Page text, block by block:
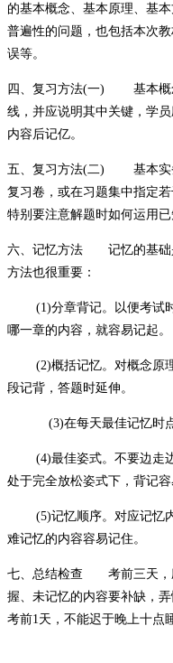
的基本概念、基本原理、基
普遍性的问题，也包括本次
误等。
四、复习方法(一) 基本概
线，并应说明其中关键，学
内容后记亿。
五、复习方法(二) 基本实
复习卷，或在习题集中指定
特别要注意解题时如何运用
六、记忆方法 记忆的基础
方法也很重要：
(1)分章背记。以便考试时
哪一章的内容，就容易记起。
(2)概括记忆。对概念原理
段记背，答题时延伸。
(3)在每天最佳记忆时点
(4)最佳姿式。不要边走边
处于完全放松姿式下，背记容
(5)记忆顺序。对应记忆内
难记忆的内容容易记住。
七、总结检查 考前三天，
握、未记忆的内容要补缺，
考前1天，不能迟于晚上十点